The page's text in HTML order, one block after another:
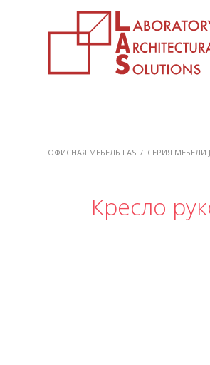
ОФИСНАЯ МЕБЕЛЬ LAS / СЕРИЯ МЕБЕЛИ
Кресло